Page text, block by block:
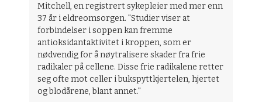
Mitchell, en registrert sykepleier med mer enn
37 år i eldreomsorgen. "Studier viser at
forbindelser i soppen kan fremme
antioksidantaktivitet i kroppen, som er
nødvendig for å nøytralisere skader fra frie
radikaler på cellene. Disse frie radikalene retter
seg ofte mot celler i bukspyttkjertelen, hjertet
og blodårene, blant annet."